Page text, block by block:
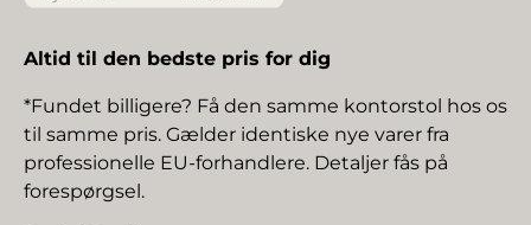
Altid til den bedste pris for dig
*Fundet billigere? Få den samme kontorstol hos os
til samme pris. Gælder identiske nye varer fra
professionelle EU-forhandlere. Detaljer fås på
forespørgsel.